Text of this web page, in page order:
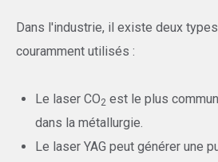
Dans l'industrie, il existe deux
couramment utilisés :
Le laser CO2 est le plus
dans la métallurgie.
Le laser YAG peut générer une